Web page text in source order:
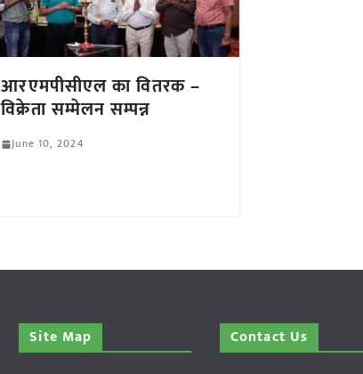
आरएमपीसीएल का वितरक –
विक्रेता सम्मेलन सम्पन्न
June 10, 2024
Site Map Contact Us